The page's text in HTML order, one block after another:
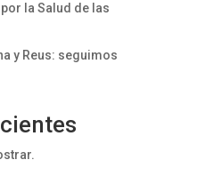
la Salud de las
y Reus: seguimos